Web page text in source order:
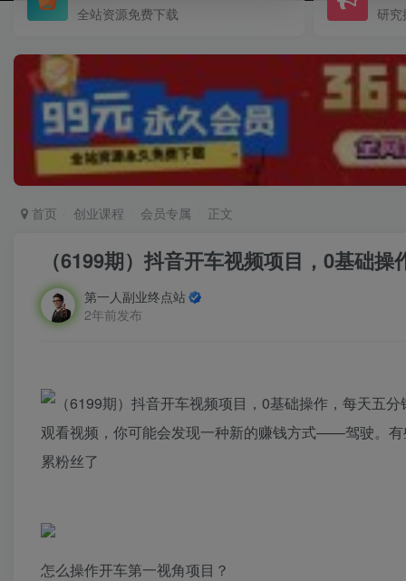
全站资源免费下载 研究
首页 创业课程 会员专属 正文
（6199期）抖音开车视频项目，0基础
第一人副业终点站
2年前发布
观看视频，你可能会发现一种新的赚钱方式——驾驶。
累粉丝了
怎么操作开车第一视角项目？